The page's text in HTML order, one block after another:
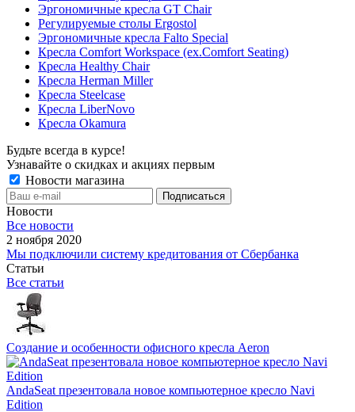
Эргономичные кресла GT Chair
Регулируемые столы Ergostol
Эргономичные кресла Falto Special
Кресла Comfort Workspace (ex.Comfort Seating)
Кресла Healthy Chair
Кресла Herman Miller
Кресла Steelcase
Кресла LiberNovo
Кресла Okamura
Будьте всегда в курсе!
Узнавайте о скидках и акциях первым
Новости магазина
Новости
Все новости
2 ноября 2020
Мы подключили систему кредитования от Сбербанка
Статьи
Все статьи
Создание и особенности офисного кресла Aeron
AndaSeat презентовала новое компьютерное кресло Navi
Edition